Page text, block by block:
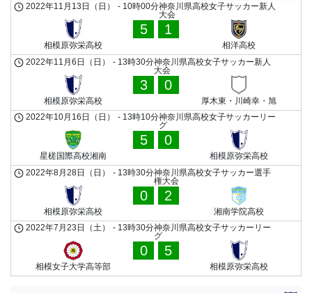
神奈川県高校女子サッカー新人
大会
2022年11月13日（日） - 10時00分
相模原弥栄高校
5 1
相洋高校
神奈川県高校女子サッカー新人
大会
2022年11月6日（日） - 13時30分
相模原弥栄高校
3 0
厚木東・川崎幸・旭
神奈川県高校女子サッカーリー
グ
2022年10月16日（日） - 13時10分
星槎国際高校湘南
5 0
相模原弥栄高校
神奈川県高校女子サッカー選手
権大会
2022年8月28日（日） - 13時30分
相模原弥栄高校
0 2
湘南学院高校
神奈川県高校女子サッカーリー
グ
2022年7月23日（土） - 13時30分
相模女子大学高等部
0 5
相模原弥栄高校